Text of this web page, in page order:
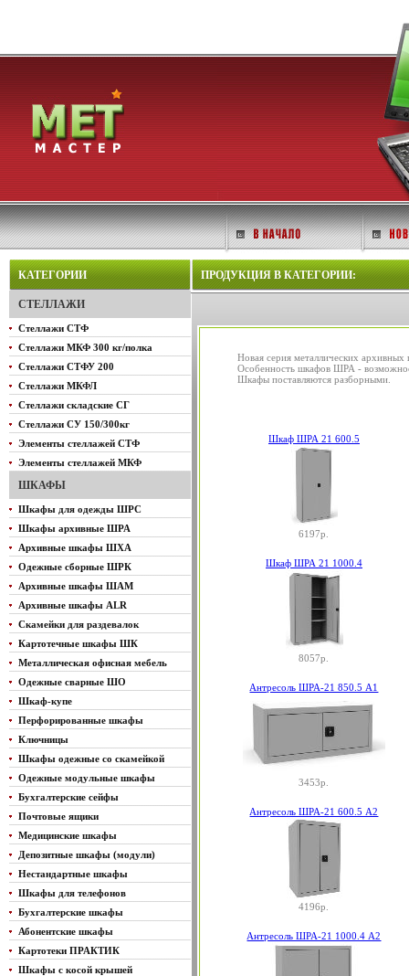
КАТЕГОРИИ
СТЕЛЛАЖИ
Стеллажи СТФ
Стеллажи МКФ 300 кг/полка
Стеллажи СТФУ 200
Стеллажи МКФЛ
Стеллажи складские СГ
Стеллажи СУ 150/300кг
Элементы стеллажей СТФ
Элементы стеллажей МКФ
ШКАФЫ
Шкафы для одежды ШРС
Шкафы архивные ШРА
Архивные шкафы ШХА
Одежные сборные ШРК
Архивные шкафы ШАМ
Архивные шкафы ALR
Скамейки для раздевалок
Картотечные шкафы ШК
Металлическая офисная мебель
Одежные сварные ШО
Шкаф-купе
Перфорированные шкафы
Ключницы
Шкафы одежные со скамейкой
Одежные модульные шкафы
Бухгалтерские сейфы
Почтовые ящики
Медицинские шкафы
Депозитные шкафы (модули)
Нестандартные шкафы
Шкафы для телефонов
Бухгалтерские шкафы
Абонентские шкафы
Картотеки ПРАКТИК
Шкафы с косой крышей
ПРОДУКЦИЯ В КАТЕГОРИИ:
Новая серия металлических
Особенность шкафов ШРА -
Шкафы поставляются разборными.
Шкаф ШРА 21 600.5
6197р.
Шкаф ШРА 21 1000.4
8057р.
Антресоль ШРА-21 850.5 А1
3453р.
Антресоль ШРА-21 600.5 А2
4196р.
Антресоль ШРА-21 1000.4 А2